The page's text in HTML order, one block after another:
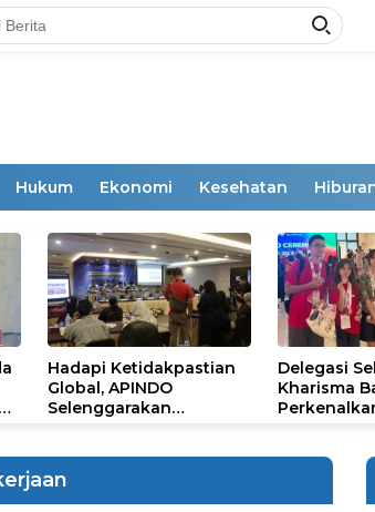
Hukum Ekonomi Kesehatan
Hadapi Ketidakpastian
Global, APINDO
Selenggarakan
Nasional
Delegasi
Kharisma
STEAM